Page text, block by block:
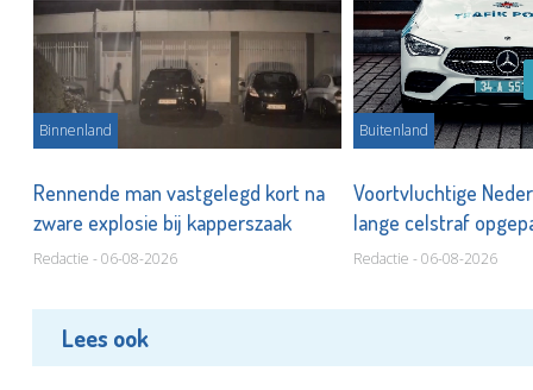
Binnenland
Rennende man vastgelegd kort na
zware explosie bij kapperszaak
Redactie - 06-08-2026
Buitenland
Voortvluchtige
lange celstraf
Redactie - 06-08-2026
Lees ook